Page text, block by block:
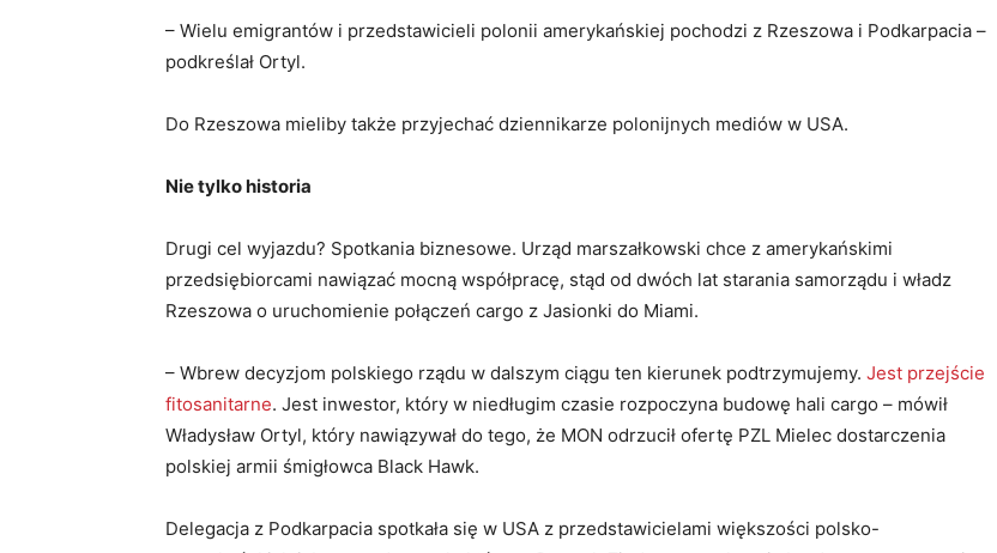
– Wielu emigrantów i przedstawicieli polonii amerykańskiej pochodzi z Rzeszowa i Podkarpacia –
podkreślał Ortyl.
Do Rzeszowa mieliby także przyjechać dziennikarze polonijnych mediów w USA.
Nie tylko historia
Drugi cel wyjazdu? Spotkania biznesowe. Urząd marszałkowski chce z amerykańskimi
przedsiębiorcami nawiązać mocną współpracę, stąd od dwóch lat starania samorządu i władz
Rzeszowa o uruchomienie połączeń cargo z Jasionki do Miami.
– Wbrew decyzjom polskiego rządu w dalszym ciągu ten kierunek podtrzymujemy. Jest przejście
fitosanitarne. Jest inwestor, który w niedługim czasie rozpoczyna budowę hali cargo – mówił
Władysław Ortyl, który nawiązywał do tego, że MON odrzucił ofertę PZL Mielec dostarczenia
polskiej armii śmigłowca Black Hawk.
Delegacja z Podkarpacia spotkała się w USA z przedstawicielami większości polsko-